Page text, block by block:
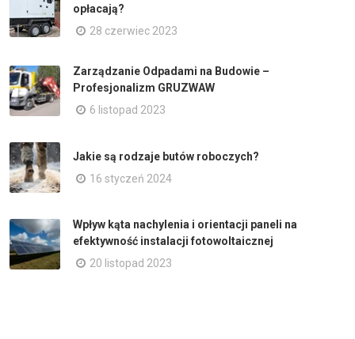
opłacają?
28 czerwiec 2023
Zarządzanie Odpadami na Budowie –
Profesjonalizm GRUZWAW
6 listopad 2023
Jakie są rodzaje butów roboczych?
16 styczeń 2024
Wpływ kąta nachylenia i orientacji paneli na
efektywność instalacji fotowoltaicznej
20 listopad 2023